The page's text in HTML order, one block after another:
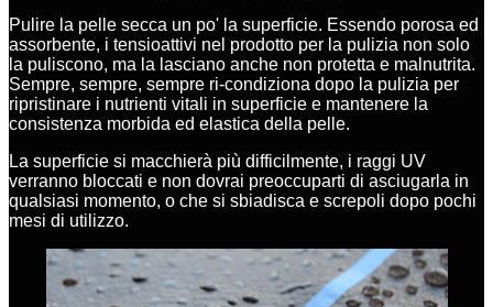
Pulire la pelle secca un po' la superficie. Essendo porosa ed
assorbente, i tensioattivi nel prodotto per la pulizia non solo
la puliscono, ma la lasciano anche non protetta e malnutrita.
Sempre, sempre, sempre ri-condiziona dopo la pulizia per
ripristinare i nutrienti vitali in superficie e mantenere la
consistenza morbida ed elastica della pelle.
La superficie si macchierà più difficilmente, i raggi UV
verranno bloccati e non dovrai preoccuparti di asciugarla in
qualsiasi momento, o che si sbiadisca e screpoli dopo pochi
mesi di utilizzo.